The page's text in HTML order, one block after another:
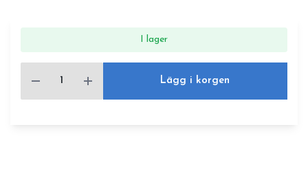
I lager
Lägg i korgen